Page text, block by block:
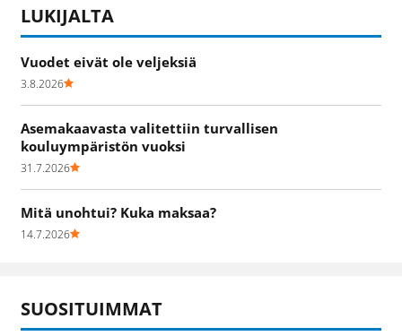
LUKIJALTA
Vuodet eivät ole veljeksiä
3.8.2026
Asemakaavasta valitettiin turvallisen
kouluympäristön vuoksi
31.7.2026
Mitä unohtui? Kuka maksaa?
14.7.2026
SUOSITUIMMAT